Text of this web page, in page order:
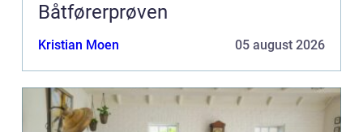
Båtførerprøven
Kristian Moen 05 august 2026